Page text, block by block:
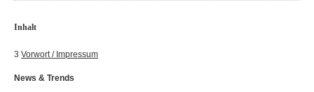
Inhalt
3 Vorwort / Impressum
News & Trends